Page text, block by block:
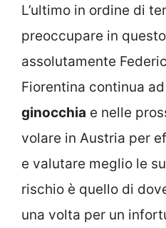
L’ultimo in ordine di
preoccupare in
assolutamente
Fiorentina continua
ginocchia e nelle
volare in Austria per
e valutare meglio le
rischio è quello di
una volta per un